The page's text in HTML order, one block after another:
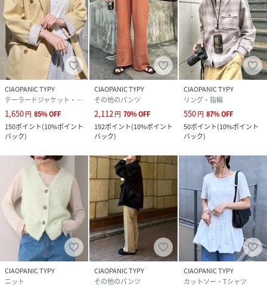
CIAOPANIC TYPY
テーラードジャケット・ブレザー
1,650円 85%OFF
150ポイント(10%ポイント
バック)
CIAOPANIC TYPY
その他のパンツ
2,112円 70%OFF
192ポイント(10%ポイント
バック)
CIAOPANIC TYPY
リング・指輪
550円 87%OFF
50ポイント(10%ポイント
バック)
CIAOPANIC TYPY
ニット
CIAOPANIC TYPY
その他のパンツ
CIAOPANIC TYPY
カットソー・Tシャツ